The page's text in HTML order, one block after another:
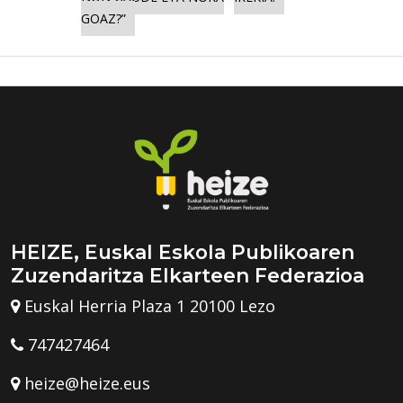
GOAZ?”
HEIZE, Euskal Eskola Publikoaren
Zuzendaritza Elkarteen Federazioa
Euskal Herria Plaza 1 20100 Lezo
747427464
heize@heize.eus